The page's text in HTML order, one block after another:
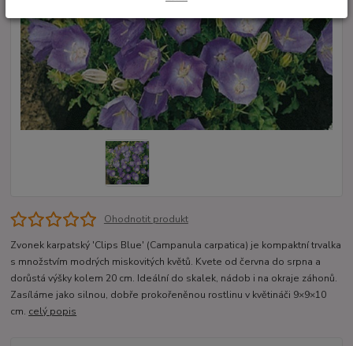
Ohodnotit produkt
Zvonek karpatský 'Clips Blue' (Campanula carpatica) je kompaktní trvalka
s množstvím modrých miskovitých květů. Kvete od června do srpna a
dorůstá výšky kolem 20 cm. Ideální do skalek, nádob i na okraje záhonů.
Zasíláme jako silnou, dobře prokořeněnou rostlinu v květináči 9×9×10
cm. celý popis